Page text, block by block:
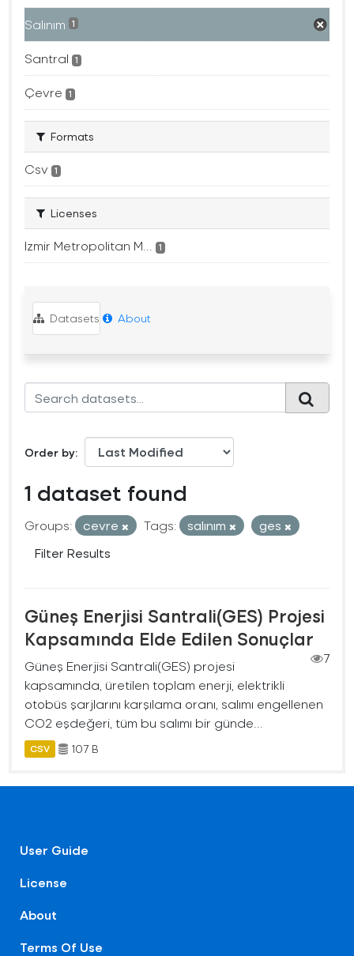
Salınım 1
Santral 1
Çevre 1
Formats
Csv 1
Licenses
Izmir Metropolitan M... 1
Datasets About
Order by
1 dataset found
Groups: cevre Tags: salınım
ges
Filter Results
Güneş Enerjisi Santrali(GES) Projesi
Kapsamında Elde Edilen Sonuçlar
7
Güneş Enerjisi Santrali(GES) projesi
kapsamında, üretilen toplam enerji, elektrikli
otobüs şarjlarını karşılama oranı, salımı engellenen
CO2 eşdeğeri, tüm bu salımı bir günde...
CSV 107 B
User Guide
License
About
Terms Of Use